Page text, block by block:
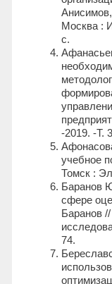
Москва :
с.
-2019. -Т.
учебное
Томск :
Баранов
сфере
Баранов
74.